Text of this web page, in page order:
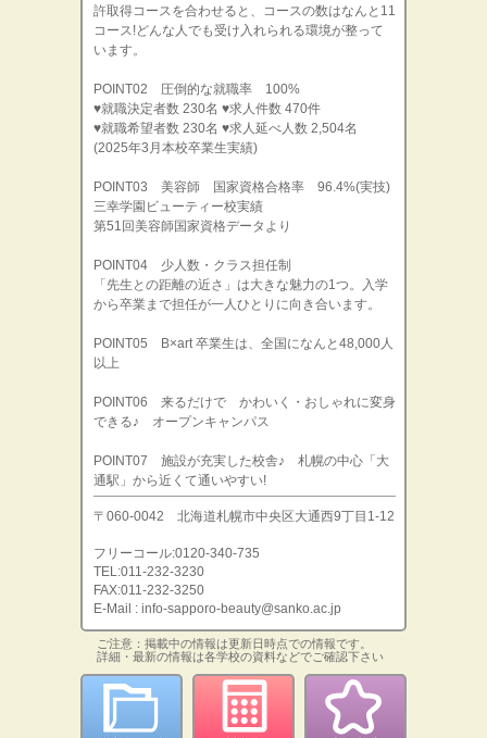
許取得コースを合わせると、コースの数はなんと11
コース!どんな人でも受け入れられる環境が整って
います。
POINT02 圧倒的な就職率 100%
♥就職決定者数 230名 ♥求人件数 470件
♥就職希望者数 230名 ♥求人延べ人数 2,504名
(2025年3月本校卒業生実績)
POINT03 美容師 国家資格合格率 96.4%(実技)
三幸学園ビューティー校実績
第51回美容師国家資格データより
POINT04 少人数・クラス担任制
「先生との距離の近さ」は大きな魅力の1つ。入学
から卒業まで担任が一人ひとりに向き合います。
POINT05 B×art 卒業生は、全国になんと48,000人
以上
POINT06 来るだけで かわいく・おしゃれに変身
できる♪ オープンキャンパス
POINT07 施設が充実した校舎♪ 札幌の中心「大
通駅」から近くて通いやすい!
〒060-0042 北海道札幌市中央区大通西9丁目1-12
フリーコール:0120-340-735
TEL:011-232-3230
FAX:011-232-3250
E-Mail : info-sapporo-beauty@sanko.ac.jp
ご注意：掲載中の情報は更新日時点での情報です。
詳細・最新の情報は各学校の資料などでご確認下さい